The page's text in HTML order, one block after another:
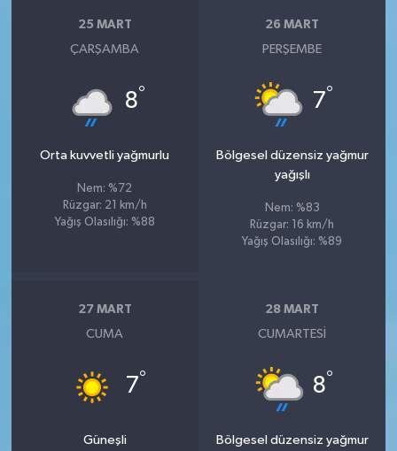
25 MART
ÇARŞAMBA
8°
Orta kuvvetli yağmurlu
Nem: %72
Rüzgar: 21 km/h
Yağış Olasılığı: %88
26 MART
PERŞEMBE
7°
Bölgesel düzensiz yağmur
yağışlı
Nem: %83
Rüzgar: 16 km/h
Yağış Olasılığı: %89
27 MART
CUMA
7°
Güneşli
28 MART
CUMARTESI
8°
Bölgesel düzensiz yağmur